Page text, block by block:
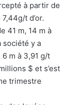
à partir de
t d’or.
41 m, 14 m à
société y a
m à 3,91 g/t
$ et s’est
trimestre